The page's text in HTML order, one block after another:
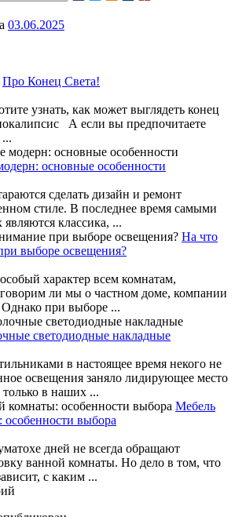
03.06.2025
Про Конец Света!
узнать, как может выглядеть конец
А если вы предпочитаете
основные особенности
сделать дизайн и ремонт
стиле. В последнее время самыми
классика, ...
На что
выборе освещения?
характер всем комнатам,
говорим ли мы о частном доме, компании
при выборе ...
светодиодные накладные
в настоящее время некого не
освещения заняло лидирующее место
только в наших ...
Мебель
выбора
дней не всегда обращают
ванной комнаты. Но дело в том, что
с каким ...